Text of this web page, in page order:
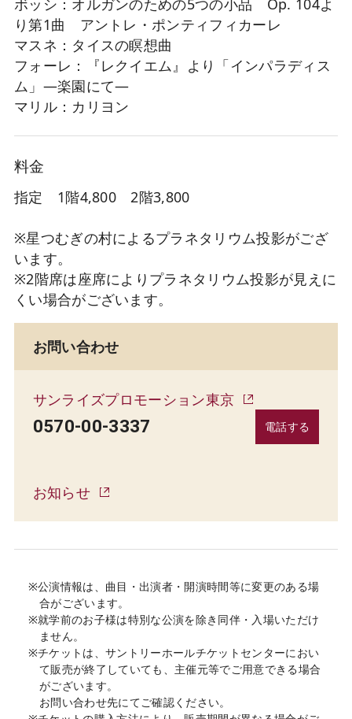
り第1曲 アントレ・ポンティフィカーレ
マスネ：タイスの瞑想曲
フォーレ：『レクイエム』より「インパラディス
ム」―楽園にて―
マリル：カリヨン
料金
指定 1階4,800 2階3,800
※星つむぎの村によるプラネタリウム投影がござ
います。
※2階席は座席によりプラネタリウム投影が見えに
くい場合がございます。
お問い合わせ
サンライズプロモーション東京
0570-00-3337 電話する
お知らせ
※公演情報は、曲目・出演者・開演時間等に変更のある場
合がございます。
※就学前のお子様は特別な公演を除き同伴・入場いただけ
ません。
※チケットは、サントリーホールチケットセンターにおい
て販売が終了していても、主催元等でご用意できる場合
がございます。
お問い合わせ先にてご確認ください。